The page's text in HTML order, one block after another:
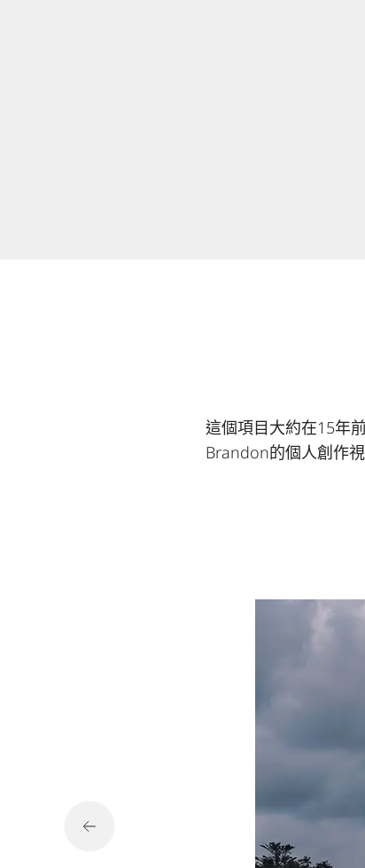
這個項目大約在15年
Brandon的個人創作視